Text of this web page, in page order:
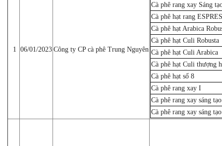
1 06/01/2023 Công ty CP cà phê Trung Nguyên
Cà phê rang xay Sáng
Cà phê hạt rang
Cà phê hạt Arabica
Cà phê hạt Culi Robusta
Cà phê hạt Culi Arabica
Cà phê hạt Culi thượng
Cà phê hạt số 8
Cà phê rang xay I
Cà phê rang xay sáng
Cà phê rang xay sáng